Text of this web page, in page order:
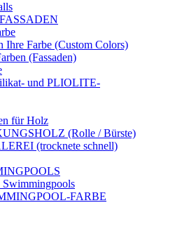
Ihre Farbe (Custom Colors)
(Fassaden)
und PLIOLITE-
für Holz
(Rolle / Bürste)
(trocknete schnell)
Swimmingpools
FARBE